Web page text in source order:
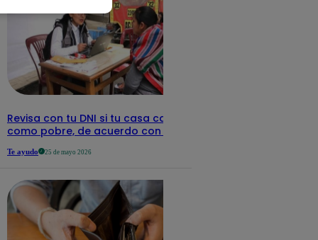
Revisa con tu DNI si tu casa califica
como pobre, de acuerdo con el Sisfoh
Te ayudo 25 de mayo 2026